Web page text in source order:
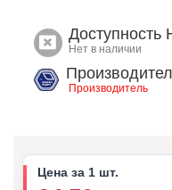
Доступность
Нет в наличии
Производитель
Цена за 1 шт.